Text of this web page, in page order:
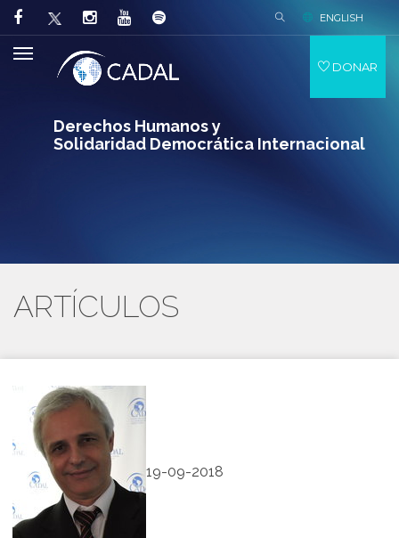
Derechos Humanos y
Solidaridad Democrática Internacional
ENGLISH
DONAR
ARTÍCULOS
19-09-2018